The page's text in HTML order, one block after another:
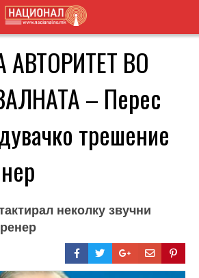
АВТОРИТЕТ ВО
– Перес
трешение
неколку звучни